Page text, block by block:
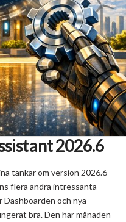
2026.6
tankar om version 2026.6
flera andra intressanta
och nya
bra. Den här månaden